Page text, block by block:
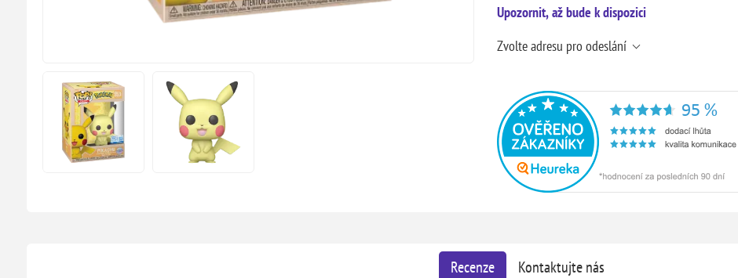
Upozornit, až bude k dispozici
Zvolte adresu pro odeslání
Recenze Kontaktujte nás